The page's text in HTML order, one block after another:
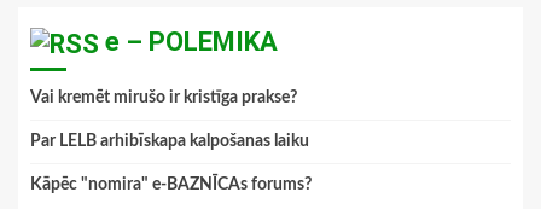
e – POLEMIKA
Vai kremēt mirušo ir kristīga prakse?
Par LELB arhibīskapa kalpošanas laiku
Kāpēc "nomira" e-BAZNĪCAs forums?